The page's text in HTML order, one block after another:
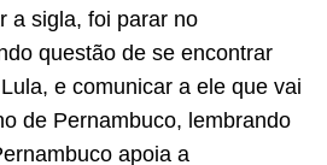
a sigla, foi parar no
questão de se encontrar
e comunicar a ele que vai
de Pernambuco, lembrando
apoia a